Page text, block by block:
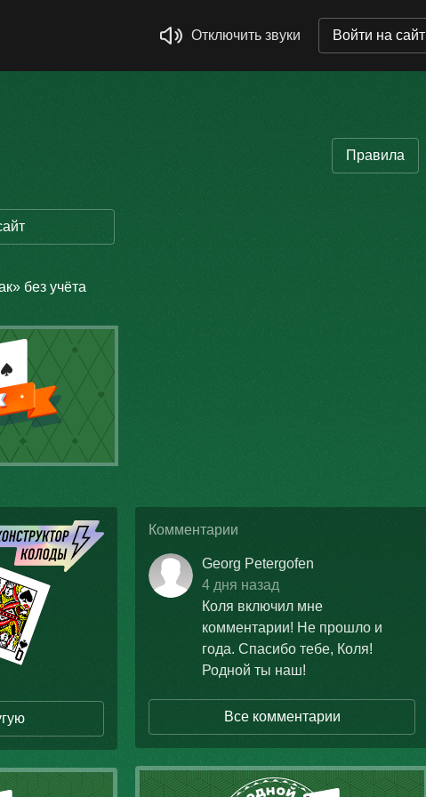
Отключить звуки Войти на сайт
Правила
» без учёта
Комментарии
Georg Petergofen
4 дня назад
Коля включил мне
комментарии! Не прошло и
года. Спасибо тебе, Коля!
Родной ты наш!
Все комментарии